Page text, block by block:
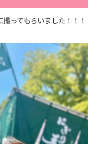
てもらいました！！！